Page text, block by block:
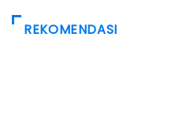
REKOMENDASI